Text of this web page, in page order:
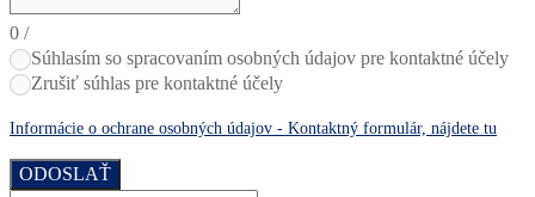
0 /
Súhlasím so spracovaním osobných údajov pre kontaktné účely
Zrušiť súhlas pre kontaktné účely
Informácie o ochrane osobných údajov - Kontaktný formulár, nájdete tu
ODOSLAŤ